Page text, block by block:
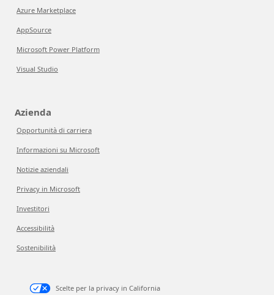
Azure Marketplace
AppSource
Microsoft Power Platform
Visual Studio
Azienda
Opportunità di carriera
Informazioni su Microsoft
Notizie aziendali
Privacy in Microsoft
Investitori
Accessibilità
Sostenibilità
Scelte per la privacy in California